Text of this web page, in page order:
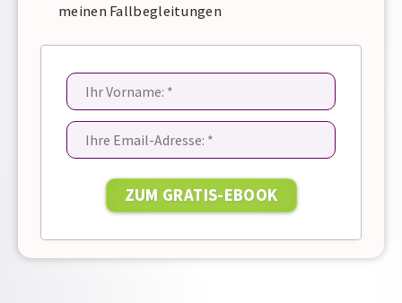
meinen Fallbegleitungen